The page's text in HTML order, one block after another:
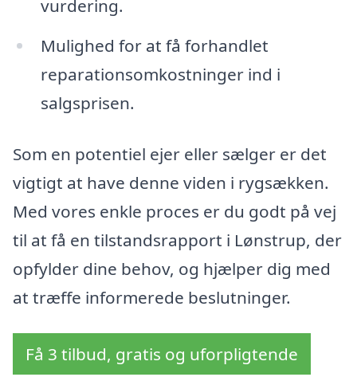
vurdering.
Mulighed for at få forhandlet
reparationsomkostninger ind i
salgsprisen.
Som en potentiel ejer eller sælger er det
vigtigt at have denne viden i rygsækken.
Med vores enkle proces er du godt på vej
til at få en tilstandsrapport i Lønstrup, der
opfylder dine behov, og hjælper dig med
at træffe informerede beslutninger.
Få 3 tilbud, gratis og uforpligtende